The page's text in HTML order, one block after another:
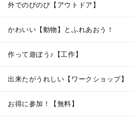
外でのびのび【アウトドア】
かわいい【動物】とふれあおう！
作って遊ぼう♪【工作】
出来たがうれしい【ワークショップ】
お得に参加！【無料】